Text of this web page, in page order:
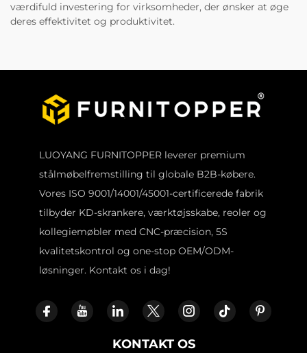
værdifuld investering for virksomheder, der ønsker at øge
deres effektivitet og produktivitet.
LUOYANG FURNITOPPER leverer premium
stålmøbelfremstilling til globale B2B-købere.
Vores ISO 9001/14001/45001-certificerede fabrik
tilbyder KD-skrankere, værktøjsskabe, reoler og
kollegiemøbler med CNC-præcision, 5S
kvalitetskontrol og one-stop OEM/ODM-
løsninger. Kontakt os i dag!
KONTAKT OS